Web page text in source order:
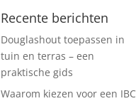
Recente berichten
Douglashout toepassen in
tuin en terras – een
praktische gids
Waarom kiezen voor een IBC